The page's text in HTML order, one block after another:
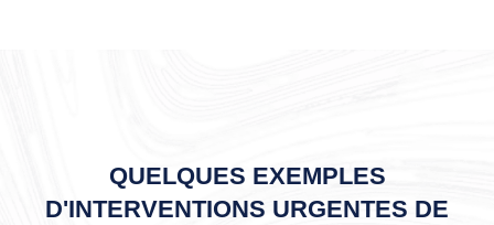
QUELQUES EXEMPLES
D'INTERVENTIONS URGENTES DE